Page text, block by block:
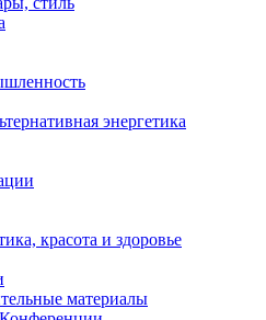
энергетика
красота и здоровье
материалы